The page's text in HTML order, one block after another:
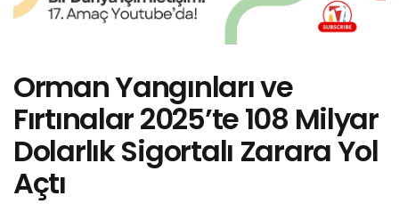
Orman Yangınları ve
Fırtınalar 2025’te 108 Milyar
Dolarlık Sigortalı Zarara Yol
Açtı